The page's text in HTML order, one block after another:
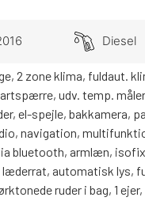
Diesel
2 zone klima, fuldaut.
udv. temp.
el-spejle, bakkamera,
navigation,
bluetooth, armlæn,
automatisk lys,
ruder i bag, 1